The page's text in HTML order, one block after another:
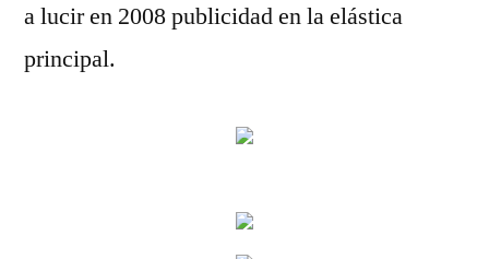
a lucir en 2008 publicidad en la elástica
principal.